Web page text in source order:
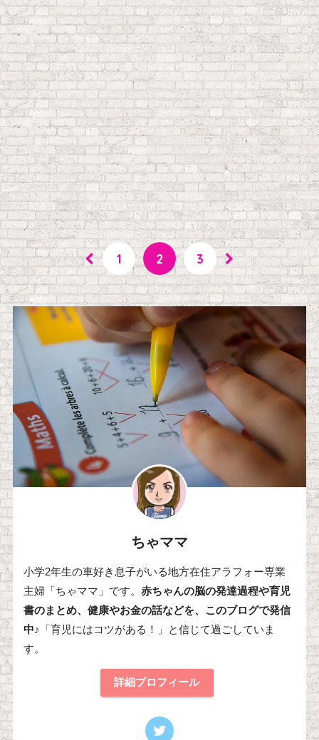
1 2 3
ちゃママ
小学2年生の車好き息子がいる地方在住アラフォー専業
主婦「ちゃママ」です。 赤ちゃんの脳の発達過程や育児
書のまとめ、健康やお金の話などを、このブログで発信
中♪
「育児にはコツがある！」と信じて過ごしていま
す。
詳細プロフィール